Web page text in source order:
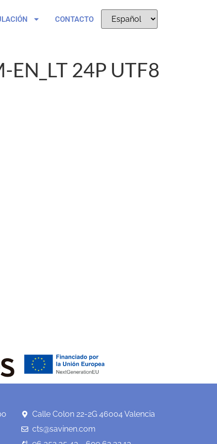
CONTACTO
EN_LT 24P UTF8
Calle Colon 22-2G 46004 Valencia
cts@savinen.com